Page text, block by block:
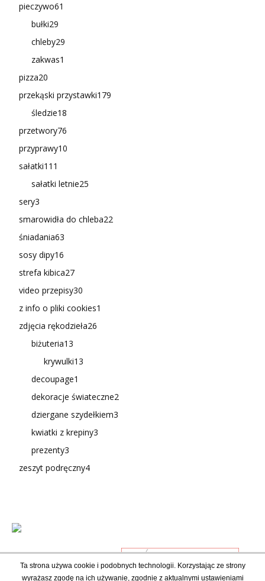
pieczywo61
bułki29
chleby29
zakwas1
pizza20
przekąski przystawki179
śledzie18
przetwory76
przyprawy10
sałatki111
sałatki letnie25
sery3
smarowidła do chleba22
śniadania63
sosy dipy16
strefa kibica27
video przepisy30
z info o pliki cookies1
zdjęcia rękodzieła26
biżuteria13
krywulki13
decoupage1
dekoracje świateczne2
dziergane szydełkiem3
kwiatki z krepiny3
prezenty3
zeszyt podręczny4
Ta strona używa cookie i podobnych technologii. Korzystając ze strony
wyrażasz zgodę na ich używanie, zgodnie z aktualnymi ustawieniami